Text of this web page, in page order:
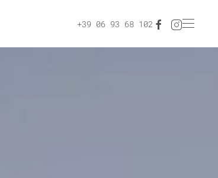
+39 06 93 68 102